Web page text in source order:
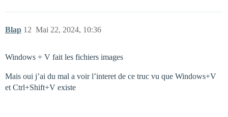
Blap Mai 22, 2024, 10:36
12
Windows + V fait les fichiers images
Mais oui j’ai du mal a voir l’interet de ce truc vu que Windows+V
et Ctrl+Shift+V existe